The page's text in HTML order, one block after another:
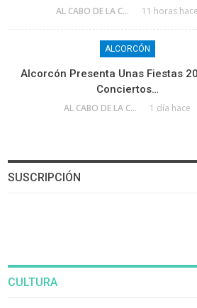
AL CABO DE LA CALLE 11 horas hace
ALCORCÓN
Alcorcón Presenta Unas Fiestas
Conciertos…
AL CABO DE LA CALLE 1 día hace
SUSCRIPCIÓN
CULTURA